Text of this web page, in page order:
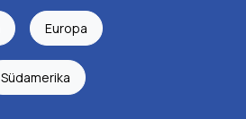
Europa
Südamerika